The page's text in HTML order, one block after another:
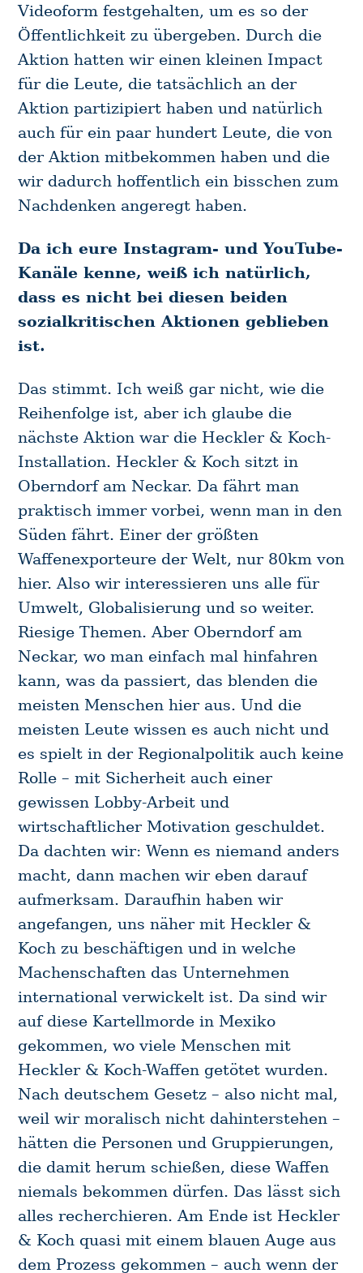
Videoform festgehalten, um es so der
Öffentlichkeit zu übergeben. Durch die
Aktion hatten wir einen kleinen Impact
für die Leute, die tatsächlich an der
Aktion partizipiert haben und natürlich
auch für ein paar hundert Leute, die von
der Aktion mitbekommen haben und die
wir dadurch hoffentlich ein bisschen zum
Nachdenken angeregt haben.
Da ich eure Instagram- und YouTube-
Kanäle kenne, weiß ich natürlich,
dass es nicht bei diesen beiden
sozialkritischen Aktionen geblieben
ist.
Das stimmt. Ich weiß gar nicht, wie die
Reihenfolge ist, aber ich glaube die
nächste Aktion war die Heckler & Koch-
Installation. Heckler & Koch sitzt in
Oberndorf am Neckar. Da fährt man
praktisch immer vorbei, wenn man in den
Süden fährt. Einer der größten
Waffenexporteure der Welt, nur 80km von
hier. Also wir interessieren uns alle für
Umwelt, Globalisierung und so weiter.
Riesige Themen. Aber Oberndorf am
Neckar, wo man einfach mal hinfahren
kann, was da passiert, das blenden die
meisten Menschen hier aus. Und die
meisten Leute wissen es auch nicht und
es spielt in der Regionalpolitik auch keine
Rolle – mit Sicherheit auch einer
gewissen Lobby-Arbeit und
wirtschaftlicher Motivation geschuldet.
Da dachten wir: Wenn es niemand anders
macht, dann machen wir eben darauf
aufmerksam. Daraufhin haben wir
angefangen, uns näher mit Heckler &
Koch zu beschäftigen und in welche
Machenschaften das Unternehmen
international verwickelt ist. Da sind wir
auf diese Kartellmorde in Mexiko
gekommen, wo viele Menschen mit
Heckler & Koch-Waffen getötet wurden.
Nach deutschem Gesetz – also nicht mal,
weil wir moralisch nicht dahinterstehen –
hätten die Personen und Gruppierungen,
die damit herum schießen, diese Waffen
niemals bekommen dürfen. Das lässt sich
alles recherchieren. Am Ende ist Heckler
& Koch quasi mit einem blauen Auge aus
dem Prozess gekommen – auch wenn der